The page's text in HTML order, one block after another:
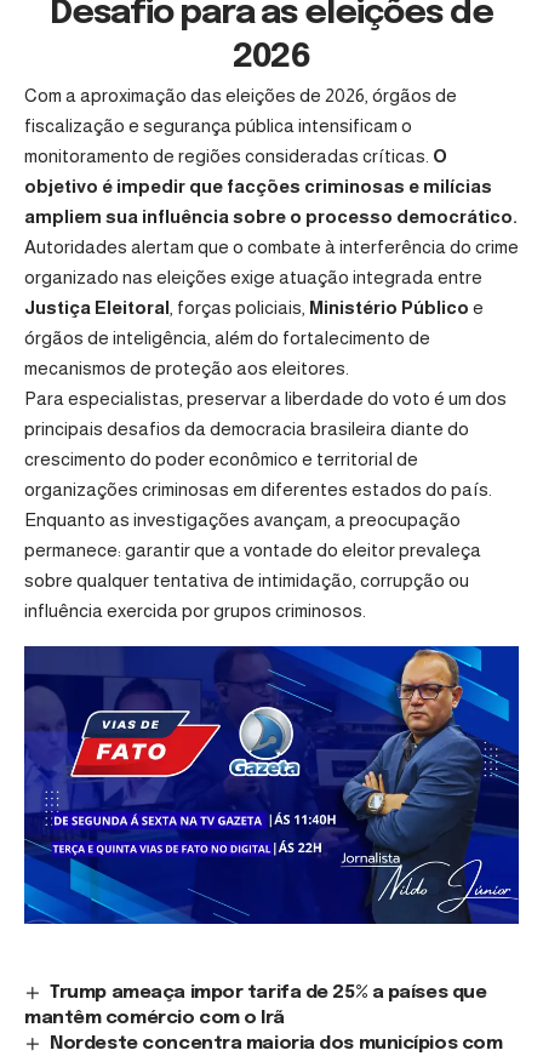
Desafio para as eleições de
2026
Com a aproximação das eleições de 2026, órgãos de
fiscalização e segurança pública intensificam o
monitoramento de regiões consideradas críticas. O
objetivo é impedir que facções criminosas e milícias
ampliem sua influência sobre o processo democrático.
Autoridades alertam que o combate à interferência do crime
organizado nas eleições exige atuação integrada entre
Justiça Eleitoral , forças policiais, Ministério Público e
órgãos de inteligência, além do fortalecimento de
mecanismos de proteção aos eleitores.
Para especialistas, preservar a liberdade do voto é um dos
principais desafios da democracia brasileira diante do
crescimento do poder econômico e territorial de
organizações criminosas em diferentes estados do país.
Enquanto as investigações avançam, a preocupação
permanece: garantir que a vontade do eleitor prevaleça
sobre qualquer tentativa de intimidação, corrupção ou
influência exercida por grupos criminosos.
Trump ameaça impor tarifa de 25% a países que
mantêm comércio com o Irã
Nordeste concentra maioria dos municípios com